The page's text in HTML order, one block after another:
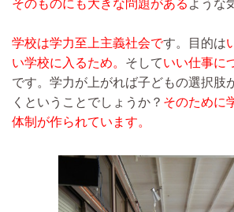
そのものにも大きな問題がある ような
学校は学力至上主義社会です。目的は
い学校に入るため。 そしていい仕事に
です。学力が上がれば子どもの選択肢
くということでしょうか？ そのために
体制が作られています。